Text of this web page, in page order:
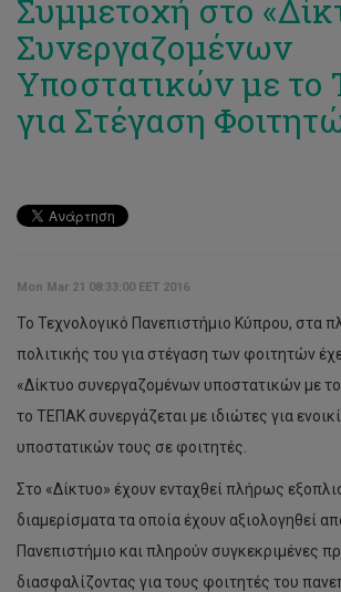
Συμμετοχή στο
Συνεργαζομένων
Υποστατικών με
για Στέγαση
Mon Mar 21 08:33:00 EET 2016
Το Τεχνολογικό Πανεπιστήμιο Κύπρου, στα
πολιτικής του για στέγαση των φοιτητών
«Δίκτυο συνεργαζομένων υποστατικών με
το ΤΕΠΑΚ συνεργάζεται με ιδιώτες για
υποστατικών τους σε φοιτητές.
Στο «Δίκτυο» έχουν ενταχθεί πλήρως
διαμερίσματα τα οποία έχουν αξιολογηθεί
Πανεπιστήμιο και πληρούν συγκεκριμένες
διασφαλίζοντας για τους φοιτητές του